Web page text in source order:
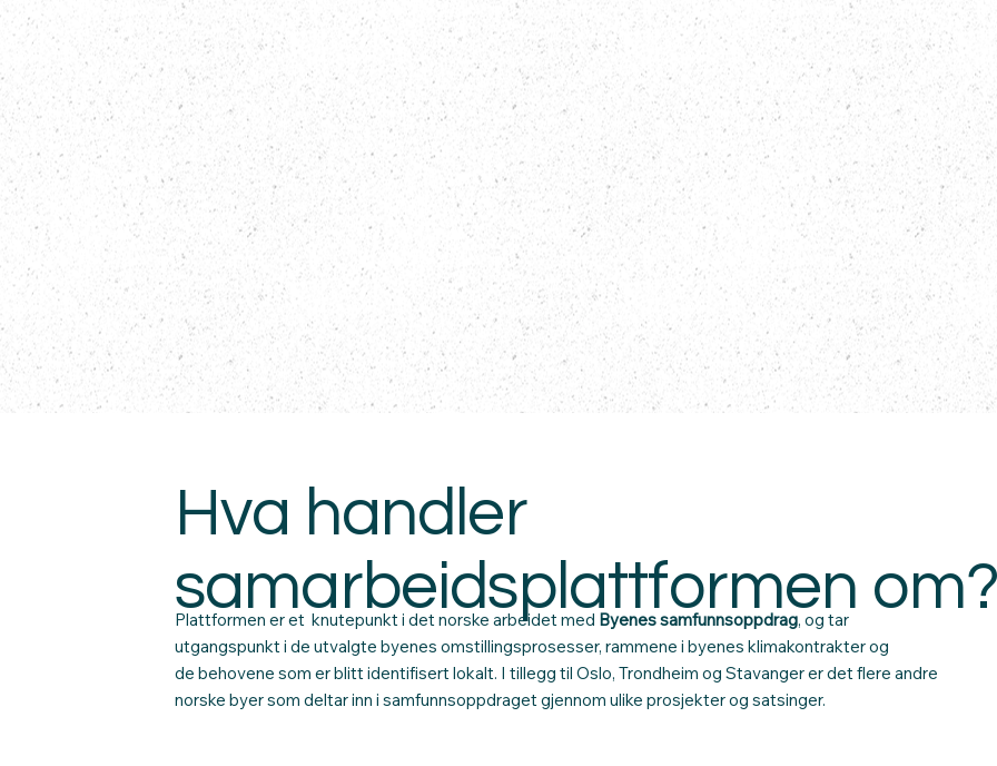
Hva handler
samarbeidsplattformen
Plattformen er et knutepunkt i det norske arbeidet med Byenes samfunnsoppdrag, og tar
utgangspunkt i de utvalgte byenes omstillingsprosesser, rammene i byenes klimakontrakter og
de behovene som er blitt identifisert lokalt. I tillegg til Oslo, Trondheim og Stavanger er det flere andre
norske byer som deltar inn i samfunnsoppdraget gjennom ulike prosjekter og satsinger.